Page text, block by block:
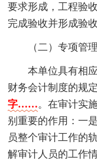
要求形成，工程验
完成验收并形成验收
（二）专项管
本单位具有相
财务会计制度的规
字……。在审计实
别重要的作用：一
员整个审计工作的
解审计人员的工作